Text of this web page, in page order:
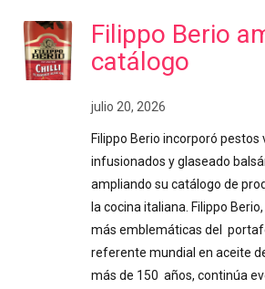
Filippo Berio
catálogo
julio 20, 2026
Filippo Berio incorporó pestos
infusionados y glaseado
ampliando su catálogo de
la cocina italiana. Filippo
más emblemáticas del
referente mundial en aceite
más de 150 años, continúa